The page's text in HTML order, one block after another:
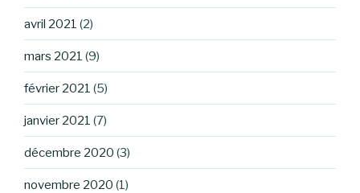
avril 2021 (2)
mars 2021 (9)
février 2021 (5)
janvier 2021 (7)
décembre 2020 (3)
novembre 2020 (1)